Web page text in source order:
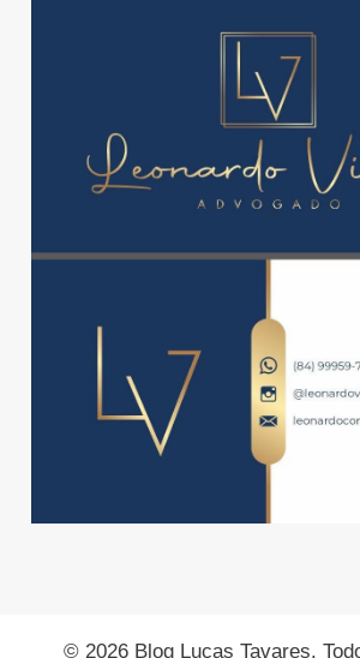
© 2026 Blog Lucas Tavares.